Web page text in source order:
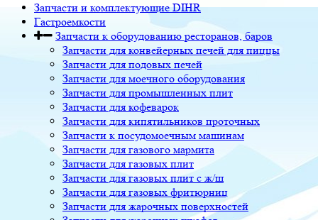
Запчасти и комплектующие DIHR
Гастроемкости
Запчасти к оборудованию ресторанов, баров
Запчасти для конвейерных печей для пиццы
Запчасти для подовых печей
Запчасти для моечного оборудования
Запчасти для промышленных плит
Запчасти для кофеварок
Запчасти для кипятильников проточных
Запчасти к посудомоечным машинам
Запчасти для газового мармита
Запчасти для газовых плит
Запчасти для газовых плит с ж/ш
Запчасти для газовых фритюрниц
Запчасти для жарочных поверхностей